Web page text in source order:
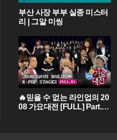
부산 사장 부부 실종 미스터
리 | 그알 미씽
🔥믿을 수 없는 라인업의 20
08 가요대전 [FULL] Part.01